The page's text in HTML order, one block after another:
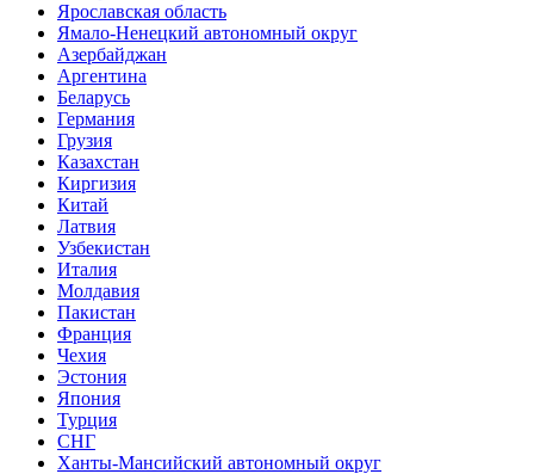
Ярославская область
Ямало-Ненецкий автономный округ
Азербайджан
Аргентина
Беларусь
Германия
Грузия
Казахстан
Киргизия
Китай
Латвия
Узбекистан
Италия
Молдавия
Пакистан
Франция
Чехия
Эстония
Япония
Турция
СНГ
Ханты-Мансийский автономный округ